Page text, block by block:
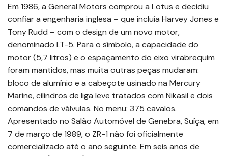
Em 1986, a General Motors comprou a Lotus e decidiu
confiar a engenharia inglesa – que incluía Harvey Jones e
Tony Rudd – com o design de um novo motor,
denominado LT-5. Para o símbolo, a capacidade do
motor (5,7 litros) e o espaçamento do eixo virabrequim
foram mantidos, mas muita outras peças mudaram:
bloco de alumínio e a cabeçote usinado na Mercury
Marine, cilindros de liga leve tratados com Nikasil e dois
comandos de válvulas. No menu: 375 cavalos.
Apresentado no Salão Automóvel de Genebra, Suíça, em
7 de março de 1989, o ZR-1 não foi oficialmente
comercializado até o ano seguinte. Em seis anos de